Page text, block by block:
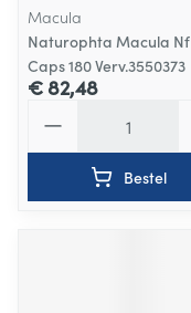
Macula
Naturophta Macula Nf
Caps 180 Verv.3550373
€ 82,48
Bestel